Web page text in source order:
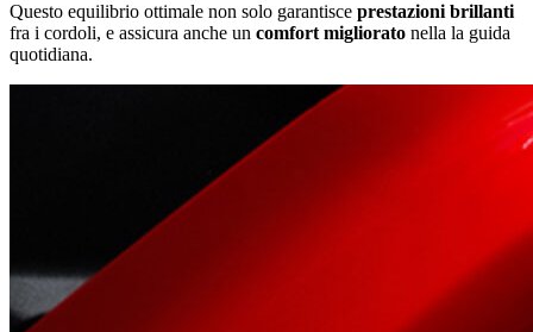
Questo equilibrio ottimale non solo garantisce prestazioni brillanti
fra i cordoli, e assicura anche un comfort migliorato nella la guida
quotidiana.